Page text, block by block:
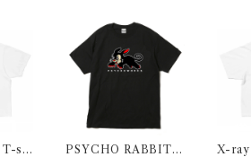
shi
PSYCHO RABBIT T
X-